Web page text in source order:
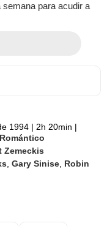
semana para acudir a
1994 | 2h 20min |
Romántico
Zemeckis
,Gary Sinise, Robin